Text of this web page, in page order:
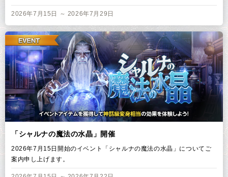
2026年7月15日 ～ 2026年7月29日
「シャルナの魔法の水晶」開催
2026年7月15日開始のイベント「シャルナの魔法の水晶」についてご
案内申し上げます。